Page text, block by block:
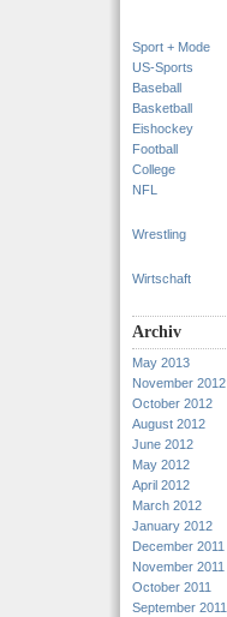
Sport + Mode
US-Sports
Baseball
Basketball
Eishockey
Football
College
NFL
Wrestling
Wirtschaft
Archiv
May 2013
November 2012
October 2012
August 2012
June 2012
May 2012
April 2012
March 2012
January 2012
December 2011
November 2011
October 2011
September 2011